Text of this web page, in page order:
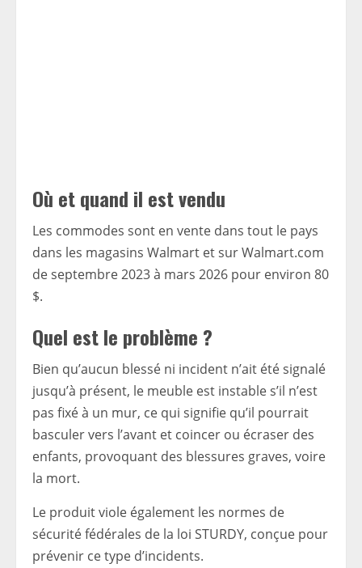
Où et quand il est vendu
Les commodes sont en vente dans tout le pays
dans les magasins Walmart et sur Walmart.com
de septembre 2023 à mars 2026 pour environ 80
$.
Quel est le problème ?
Bien qu’aucun blessé ni incident n’ait été signalé
jusqu’à présent, le meuble est instable s’il n’est
pas fixé à un mur, ce qui signifie qu’il pourrait
basculer vers l’avant et coincer ou écraser des
enfants, provoquant des blessures graves, voire
la mort.
Le produit viole également les normes de
sécurité fédérales de la loi STURDY, conçue pour
prévenir ce type d’incidents.